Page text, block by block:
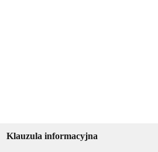
Klauzula informacyjna